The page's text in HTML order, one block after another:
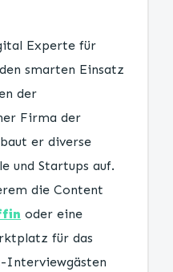
Experte für
smarten Einsatz
der
Firma der
baut er diverse
und Startups auf.
die Content
oder eine
für das
Interviewgästen